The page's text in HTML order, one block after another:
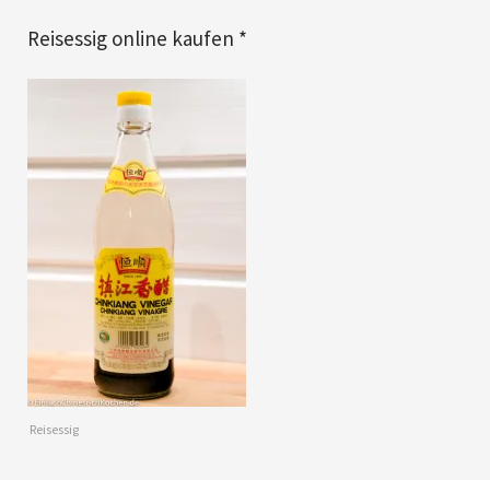
Reisessig online kaufen *
Reisessig